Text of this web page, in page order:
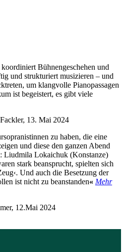
Bühnengeschehen und
und strukturiert musizieren – und
um klangvolle Pianopassagen
ist begeistert, es gibt viele
13. Mai 2024
zu haben, die eine
und diese den ganzen Abend
Liudmila Lokaichuk (Konstanze)
stark beansprucht, spielten sich
Und auch die Besetzung der
ist nicht zu beanstanden« Mehr
12.Mai 2024